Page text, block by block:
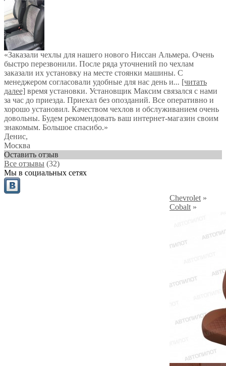
«Заказали чехлы для нашего нового Ниссан Альмера. Очень
быстро перезвонили. После ряда уточнений по чехлам
заказали их установку на месте стоянки машины. С
менеджером согласовали удобные для нас день и... [читать
далее] время установки. Установщик Максим связался с нами
за час до приезда. Приехал без опозданий. Все оперативно и
хорошо установил. Качеством чехлов и обслуживанием очень
довольны. Будем рекомендовать ваш интернет-магазин своим
знакомым. Большое спасибо.»
Денис,
Москва
Оставить отзыв
Все отзывы (32)
Мы в социальных сетях
Chevrolet »
Cobalt »